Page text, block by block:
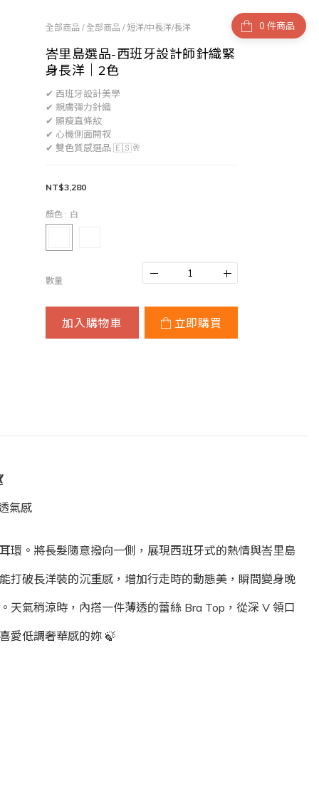
件商品
全部商品 /全部商品 / 短洋/中長洋/長洋
峇里島選品-西班牙設計師針織緊
身長洋｜2色
✔ 西班牙設計美學
​✔ 親膚彈力針織
​✔ 顯瘦直條紋
​✔ 心機側面開衩
​✔ 雙色質感選品 🇪🇸🥂
NT$3,280
顏色 : 白
數量
加入購物車 立即購買
氣感
環。將長髮隨意撥向一側，展現西班牙式的熱情與峇里島
打破長洋裝的沉重感，增加行走時的動態美，瞬間變身晚
天氣稍涼時，內搭一件薄透的蕾絲 Bra Top，從深 V 領口
愛低調奢華感的妳 🍃